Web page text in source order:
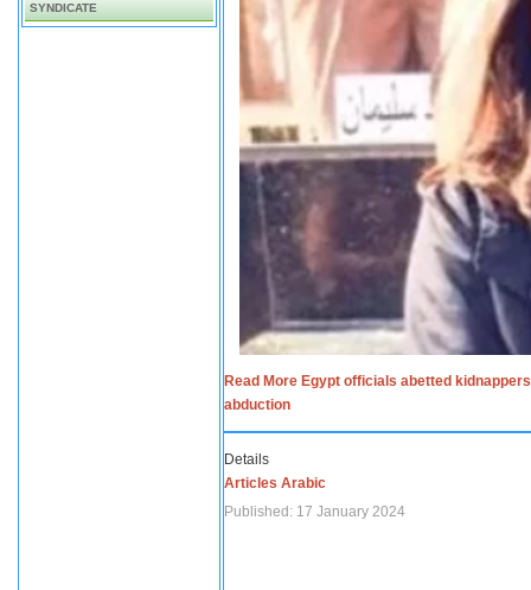
SYNDICATE
Read More Egypt officials abetted
abduction
Details
Articles Arabic
Published: 17 January 2024